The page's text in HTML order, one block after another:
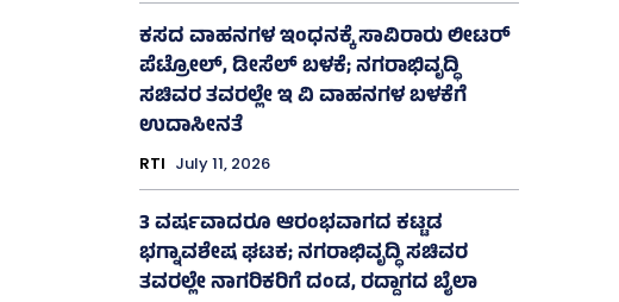
ಕಸದ ವಾಹನಗಳ ಇಂಧನಕ್ಕೆ ಸಾವಿರಾರು ಲೀಟರ್‌
ಪೆಟ್ರೋಲ್, ಡೀಸೆಲ್ ಬಳಕೆ; ನಗರಾಭಿವೃದ್ಧಿ
ಸಚಿವರ ತವರಲ್ಲೇ ಇ ವಿ ವಾಹನಗಳ ಬಳಕೆಗೆ
ಉದಾಸೀನತೆ
RTI July 11, 2026
3 ವರ್ಷವಾದರೂ ಆರಂಭವಾಗದ ಕಟ್ಟಡ
ಭಗ್ನಾವಶೇಷ ಘಟಕ; ನಗರಾಭಿವೃದ್ಧಿ ಸಚಿವರ
ತವರಲ್ಲೇ ನಾಗರಿಕರಿಗೆ ದಂಡ, ರದ್ದಾಗದ ಬೈಲಾ